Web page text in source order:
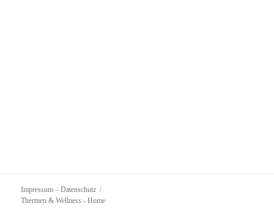
Impressum – Datenschutz
Thermen & Wellness - Home